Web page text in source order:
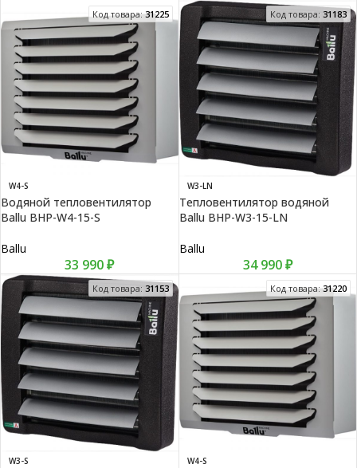
Код товара:31225
W4-S
Водяной тепловентилятор
Ballu BHP-W4-15-S
Ballu
33 990₽
Код товара: 31183
W3-LN
Тепловентилятор водяной
Ballu BHP-W3-15-LN
Ballu
34 990₽
Код товара: 31153
W3-S
Код товара:31220
W4-S